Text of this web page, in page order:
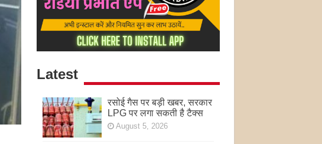
Latest
रसोई गैस पर बड़ी खबर, सरकार
LPG पर लगा सकती है टैक्स
August 5, 2026